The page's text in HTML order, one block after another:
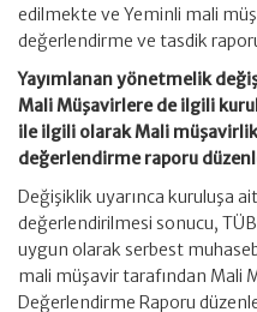
edilmekte ve Yeminli mali
değerlendirme ve tasdik
Yayımlanan yönetmelik
Mali Müşavirlere de ilgili
ile ilgili olarak Mali
değerlendirme raporu
Değişiklik uyarınca kuruluşa
değerlendirilmesi sonucu,
uygun olarak serbest
mali müşavir tarafından Mali
Değerlendirme Raporu